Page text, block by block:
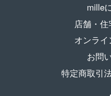
mille
店舗・
オンラ
お問
特定商取引